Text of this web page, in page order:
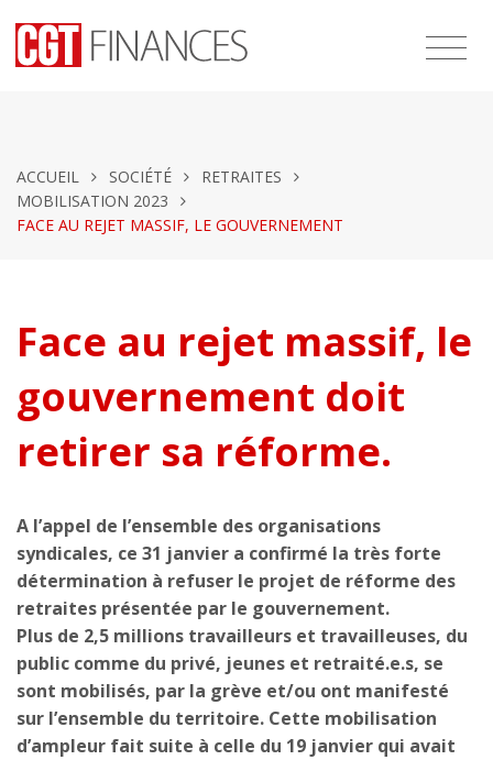
ACCUEIL SOCIÉTÉ
RETRAITES
MOBILISATION 2023
FACE AU REJET MASSIF, LE GOUVERNEMENT
Face au rejet massif, le
gouvernement doit
retirer sa réforme.
A l’appel de l’ensemble des organisations
syndicales, ce 31 janvier a confirmé la très forte
détermination à refuser le projet de réforme des
retraites présentée par le gouvernement.
Plus de 2,5 millions travailleurs et travailleuses, du
public comme du privé, jeunes et retraité.e.s, se
sont mobilisés, par la grève et/ou ont manifesté
sur l’ensemble du territoire. Cette mobilisation
d’ampleur fait suite à celle du 19 janvier qui avait